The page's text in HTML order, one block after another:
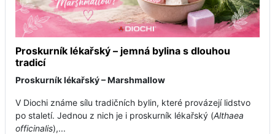
Proskurník lékařský – jemná bylina s dlouhou
tradicí
Proskurník lékařský – Marshmallow
V Diochi známe sílu tradičních bylin, které provázejí lidstvo
po staletí. Jednou z nich je i proskurník lékařský (Althaea
officinalis),...